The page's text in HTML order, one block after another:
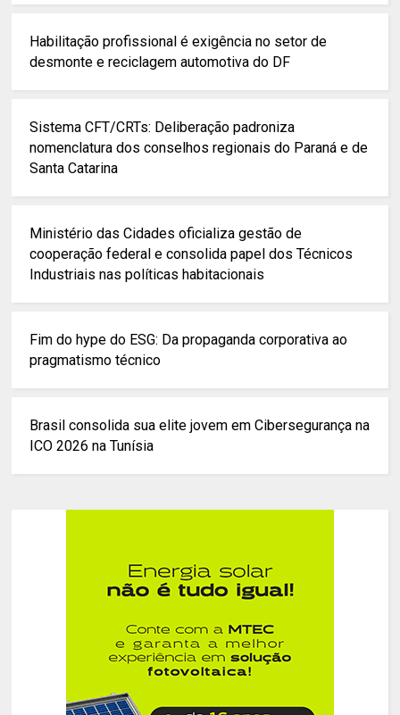
Habilitação profissional é exigência no setor de
desmonte e reciclagem automotiva do DF
Sistema CFT/CRTs: Deliberação padroniza
nomenclatura dos conselhos regionais do Paraná e de
Santa Catarina
Ministério das Cidades oficializa gestão de
cooperação federal e consolida papel dos Técnicos
Industriais nas políticas habitacionais
Fim do hype do ESG: Da propaganda corporativa ao
pragmatismo técnico
Brasil consolida sua elite jovem em Cibersegurança na
ICO 2026 na Tunísia